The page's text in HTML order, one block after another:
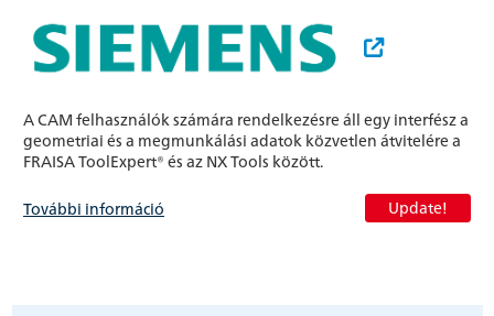
A CAM felhasználók számára rendelkezésre áll egy interfész a
geometriai és a megmunkálási adatok közvetlen átvitelére a
FRAISA ToolExpert® és az NX Tools között.
További információ Update!